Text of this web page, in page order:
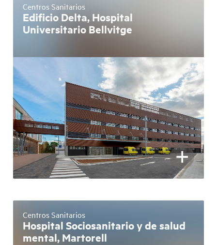
Centros Sanitarios
Edificio Delta, Hospital
Universitario Bellvitge
+
Centros Sanitarios
Hospital Sociosanitario y de salud
mental, Martorell